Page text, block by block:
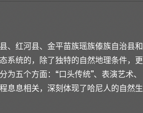
、红河县、金平苗族瑶族傣族自治县和
系统的，除了独特的自然地理条件，更
五个方面：“口头传统”、表演艺术、
息息相关，深刻体现了哈尼人的自然生